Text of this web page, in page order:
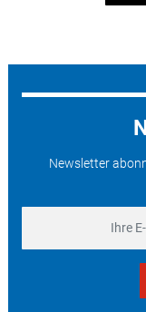
Newsletter